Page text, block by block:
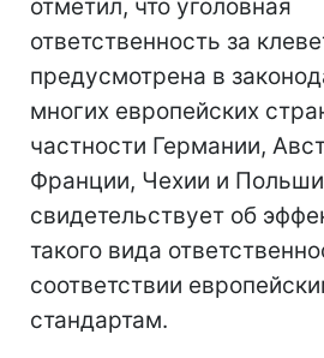
отметил, что уголовная
ответственность за
предусмотрена в
многих европейских
частности Германии,
Франции, Чехии и
свидетельствует об
такого вида
соответствии
стандартам.